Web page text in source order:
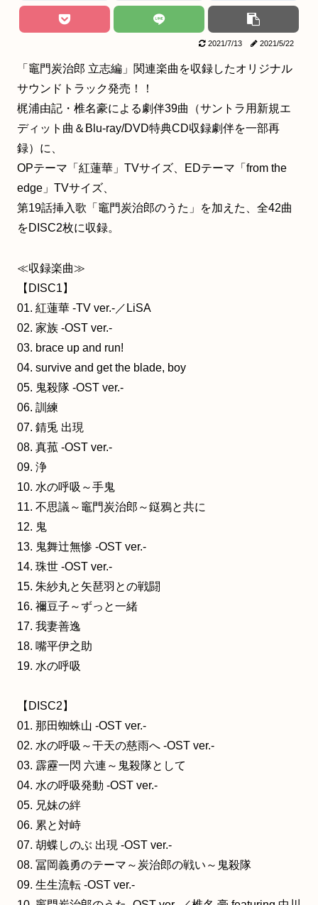
2021/7/13 2021/5/22
「竈門炭治郎 立志編」関連楽曲を収録したオリジナル
サウンドトラック発売！！
梶浦由記・椎名豪による劇伴39曲（サントラ用新規エ
ディット曲＆Blu-ray/DVD特典CD収録劇伴を一部再
録）に、
OPテーマ「紅蓮華」TVサイズ、EDテーマ「from the
edge」TVサイズ、
第19話挿入歌「竈門炭治郎のうた」を加えた、全42曲
をDISC2枚に収録。
≪収録楽曲≫
【DISC1】
01. 紅蓮華 -TV ver.-／LiSA
02. 家族 -OST ver.-
03. brace up and run!
04. survive and get the blade, boy
05. 鬼殺隊 -OST ver.-
06. 訓練
07. 錆兎 出現
08. 真菰 -OST ver.-
09. 浄
10. 水の呼吸～手鬼
11. 不思議～竈門炭治郎～鎹鴉と共に
12. 鬼
13. 鬼舞辻無惨 -OST ver.-
14. 珠世 -OST ver.-
15. 朱紗丸と矢琶羽との戦闘
16. 禰豆子～ずっと一緒
17. 我妻善逸
18. 嘴平伊之助
19. 水の呼吸
【DISC2】
01. 那田蜘蛛山 -OST ver.-
02. 水の呼吸～干天の慈雨へ -OST ver.-
03. 霹靂一閃 六連～鬼殺隊として
04. 水の呼吸発動 -OST ver.-
05. 兄妹の絆
06. 累と対峙
07. 胡蝶しのぶ 出現 -OST ver.-
08. 冨岡義勇のテーマ～炭治郎の戦い～鬼殺隊
09. 生生流転 -OST ver.-